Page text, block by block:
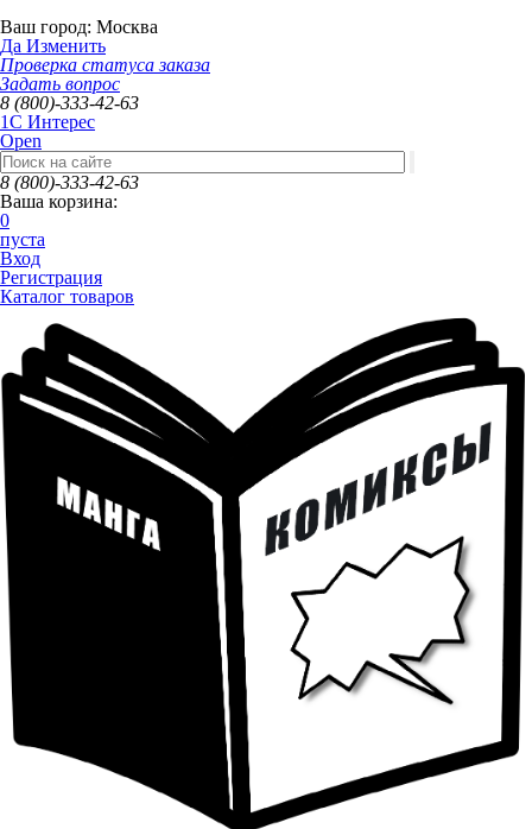
Ваш город: Москва
Да Изменить
Проверка статуса заказа
Задать вопрос
8 (800)-333-42-63
1C Интерес
Open
8 (800)-333-42-63
Ваша корзина:
0
пуста
Вход
Регистрация
Каталог товаров